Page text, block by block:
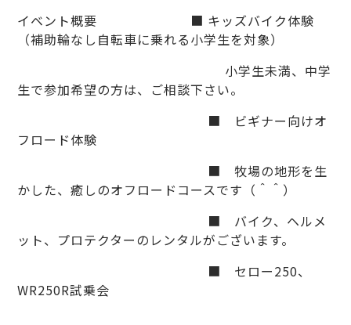
イベント概要 ■ キッズバイク体験
（補助輪なし自転車に乗れる小学生を対象）
小学生未満、中学
生で参加希望の方は、ご相談下さい。
■ ビギナー向けオ
フロード体験
■ 牧場の地形を生
かした、癒しのオフロードコースです（＾＾）
■ バイク、ヘルメ
ット、プロテクターのレンタルがございます。
■ セロー250、
WR250R試乗会